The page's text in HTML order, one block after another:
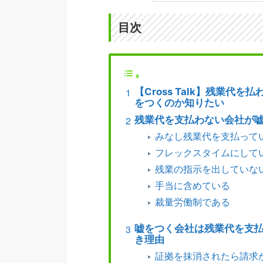
目次
【Cross Talk】残業代を払
をつくのか知りたい
残業代を支払わない会社が
みなし残業代を支払って
フレックスタイムにして
残業の指示を出していな
手当に含めている
裁量労働制である
嘘をつく会社は残業代を支
き理由
証拠を抹消されたら請求